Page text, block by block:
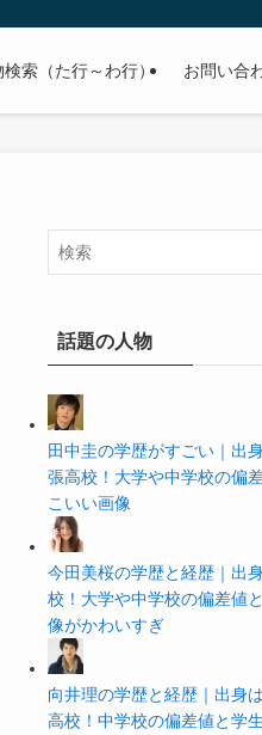
校・大学の偏差値まで紹介していき
索（た行～わ行） お問い合
話題の人物
田中圭の学歴がすごい｜出
張高校！大学や中学校の偏
こいい画像
今田美桜の学歴と経歴｜出
校！大学や中学校の偏差値
像がかわいすぎ
向井理の学歴と経歴｜出身
高校！中学校の偏差値と学